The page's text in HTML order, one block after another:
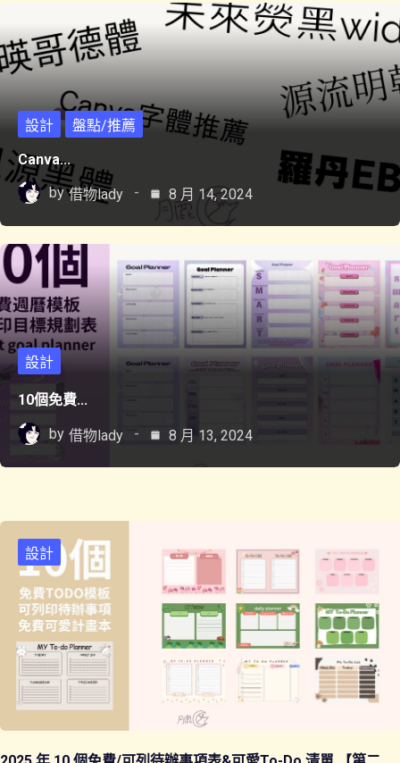
設計
盤點/推薦
Canva...
by 借物lady 8 月 14, 2024
設計
10個免費...
by 借物lady 8 月 13, 2024
設計